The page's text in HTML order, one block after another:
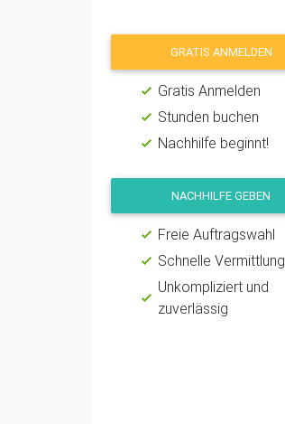
GRATIS ANMELDEN
Gratis Anmelden
Stunden buchen
Nachhilfe beginnt!
NACHHILFE GEBEN
Freie Auftragswahl
Schnelle Vermittlung
Unkompliziert und
zuverlässig